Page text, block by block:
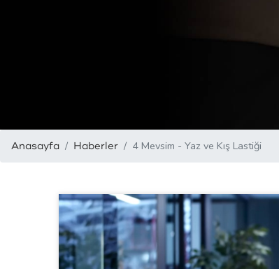
Anasayfa Haberler 4 Mevsim - Yaz ve Kış Lastiği